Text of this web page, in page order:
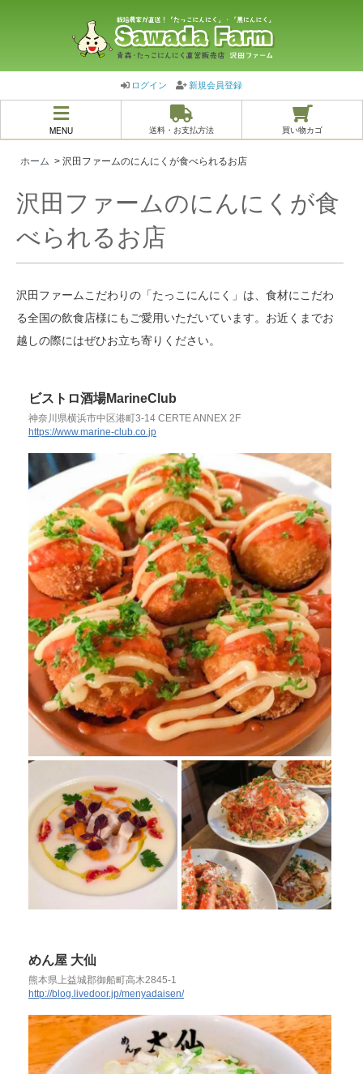
ログイン 新規会員登録
MENU 送料・お支払方法 買い物カゴ
ホーム > 沢田ファームのにんにくが食べられるお店
沢田ファームのにんにくが食
べられるお店
沢田ファームこだわりの「たっこにんにく」は、食材にこだわ
る全国の飲食店様にもご愛用いただいています。お近くまでお
越しの際にはぜひお立ち寄りください。
ビストロ酒場MarineClub
神奈川県横浜市中区港町3-14 CERTE ANNEX 2F
https://www.marine-club.co.jp
めん屋 大仙
熊本県上益城郡御船町高木2845-1
http://blog.livedoor.jp/menyadaisen/